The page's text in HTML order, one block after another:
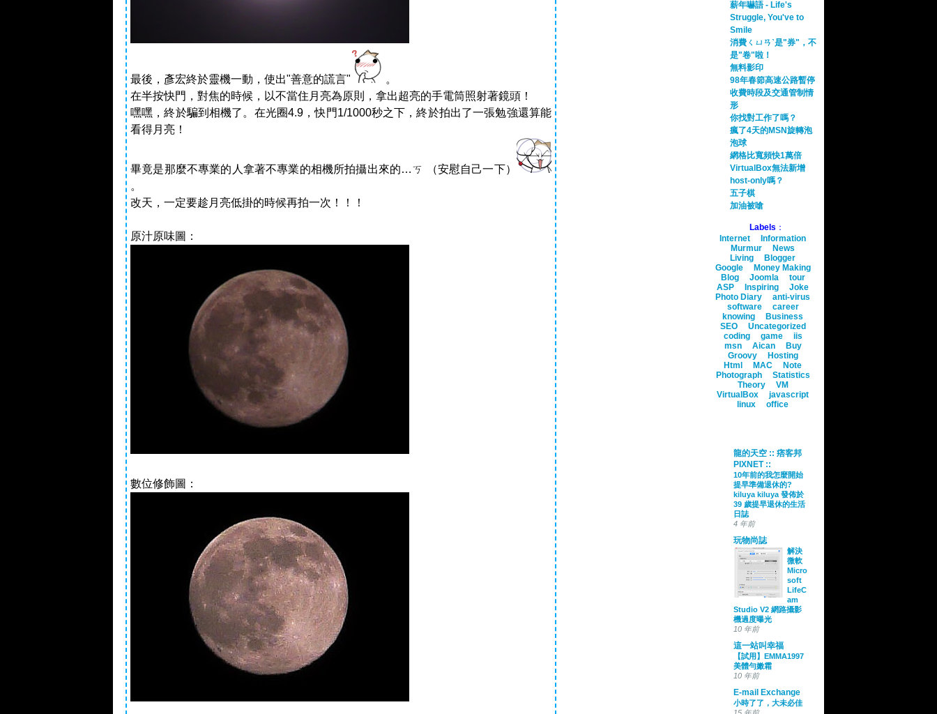
最後，彥宏終於靈機一動，使出"善意的謊言"
。
在半按快門，對焦的時候，以不當住月亮為原則，拿出超亮的手電筒照射著鏡頭！
嘿嘿，終於騙到相機了。在光圈4.9，快門1/1000秒之下，終於拍出了一張勉強還算能
看得月亮！
畢竟是那麼不專業的人拿著不專業的相機所拍攝出來的…ㄎ （安慰自己一下）
。
改天，一定要趁月亮低掛的時候再拍一次！！！
原汁原味圖：
數位修飾圖：
薪年嚇語 - Life's
Struggle, You've to
Smile
消費ㄑㄩㄢˋ是"券"，不
是"卷"啦！
無料影印
98年春節高速公路暫停
收費時段及交通管制情
形
你找對工作了嗎？
瘋了4天的MSN旋轉泡
泡球
網格比寬頻快1萬倍
VirtualBox無法新增
host-only嗎？
五子棋
加油被嗆
Labels ：
Internet
Information
Murmur
News
Living
Blogger
Google
Money Making
Blog Joomla tour
ASP
Inspiring Joke
Photo Diary anti-virus
software career
knowing
Business
SEO Uncategorized
coding game iis
msn Aican
Buy
Groovy
Hosting
Html
MAC
Note
Photograph Statistics
Theory VM
VirtualBox javascript
linux office
龍的天空 :: 痞客邦
PIXNET ::
10年前的我怎麼開始
提早準備退休的?
kiluya kiluya 發佈於
39 歲提早退休的生活
日誌
4 年前
玩物尚誌
解決
微軟
Micro
soft
LifeC
am
Studio V2 網路攝影
機過度曝光
10 年前
這一站叫幸福
【試用】EMMA1997
美體勻嫩霜
10 年前
E-mail Exchange
小時了了，大未必佳